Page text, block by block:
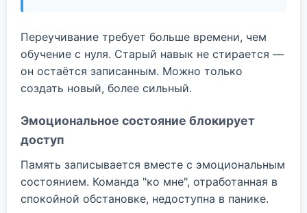
Переучивание требует больше времени, чем
обучение с нуля. Старый навык не стирается —
он остаётся записанным. Можно только
создать новый, более сильный.
Эмоциональное состояние блокирует
доступ
Память записывается вместе с эмоциональным
состоянием. Команда "ко мне", отработанная в
спокойной обстановке, недоступна в панике.